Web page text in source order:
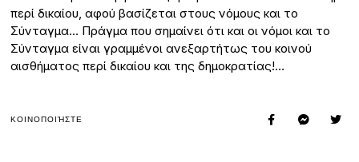
περί δικαίου, αφού βασίζεται στους νόμους και το
Σύνταγμα… Πράγμα που σημαίνει ότι και οι νόμοι και το
Σύνταγμα είναι γραμμένοι ανεξαρτήτως του κοινού
αισθήματος περί δικαίου και της δημοκρατίας!…
ΚΟΙΝΟΠΟΙΉΣΤΕ